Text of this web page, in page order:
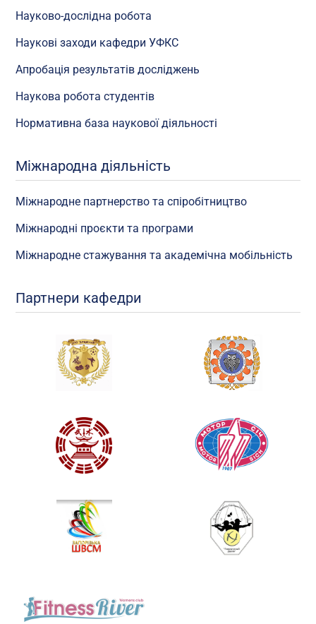
Науково-дослідна робота
Наукові заходи кафедри УФКС
Апробація результатів досліджень
Наукова робота студентів
Нормативна база наукової діяльності
Міжнародна діяльність
Міжнародне партнерство та спіробітництво
Міжнародні проєкти та програми
Міжнародне стажування та академічна мобільність
Партнери кафедри